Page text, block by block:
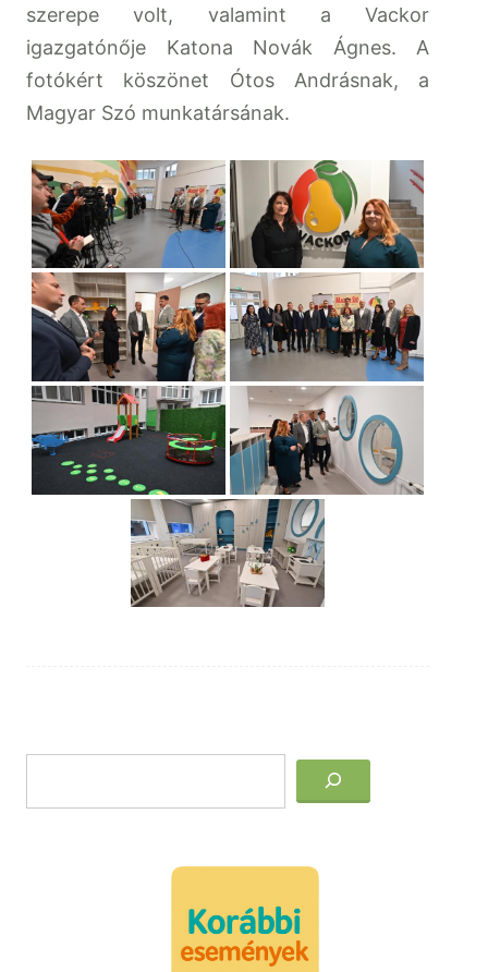
szerepe volt, valamint a Vackor
igazgatónője Katona Novák Ágnes. A
fotókért köszönet Ótos Andrásnak, a
Magyar Szó munkatársának.
Keresés